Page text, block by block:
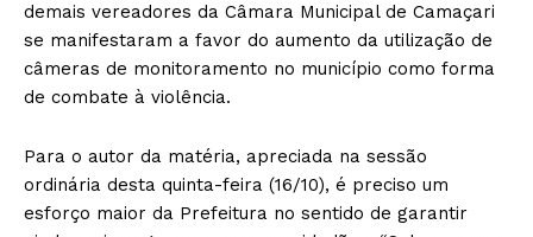
demais vereadores da Câmara Municipal de Camaçari
se manifestaram a favor do aumento da utilização de
câmeras de monitoramento no município como forma
de combate à violência.
Para o autor da matéria, apreciada na sessão
ordinária desta quinta-feira (16/10), é preciso um
esforço maior da Prefeitura no sentido de garantir